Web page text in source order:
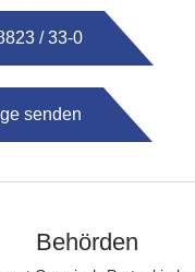
/ 33-0
senden
Behörden